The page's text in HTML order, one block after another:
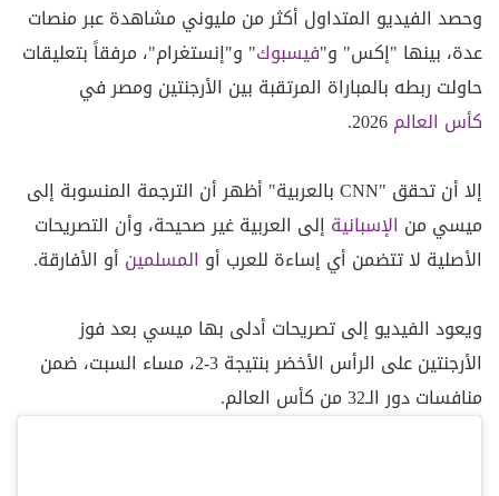
وحصد الفيديو المتداول أكثر من مليوني مشاهدة عبر منصات
عدة، بينها "إكس" و"فيسبوك" و"إنستغرام"، مرفقاً بتعليقات
حاولت ربطه بالمباراة المرتقبة بين الأرجنتين ومصر في
كأس العالم
إلا أن تحقق "CNN بالعربية" أظهر أن الترجمة المنسوبة إلى
ميسي من الإسبانية إلى العربية غير صحيحة، وأن التصريحات
الأصلية لا تتضمن أي إساءة للعرب أو المسلمين أو الأفارقة.
ويعود الفيديو إلى تصريحات أدلى بها ميسي بعد فوز
الأرجنتين على الرأس الأخضر بنتيجة 3-2، مساء السبت، ضمن
منافسات دور الـ32 من كأس العالم.